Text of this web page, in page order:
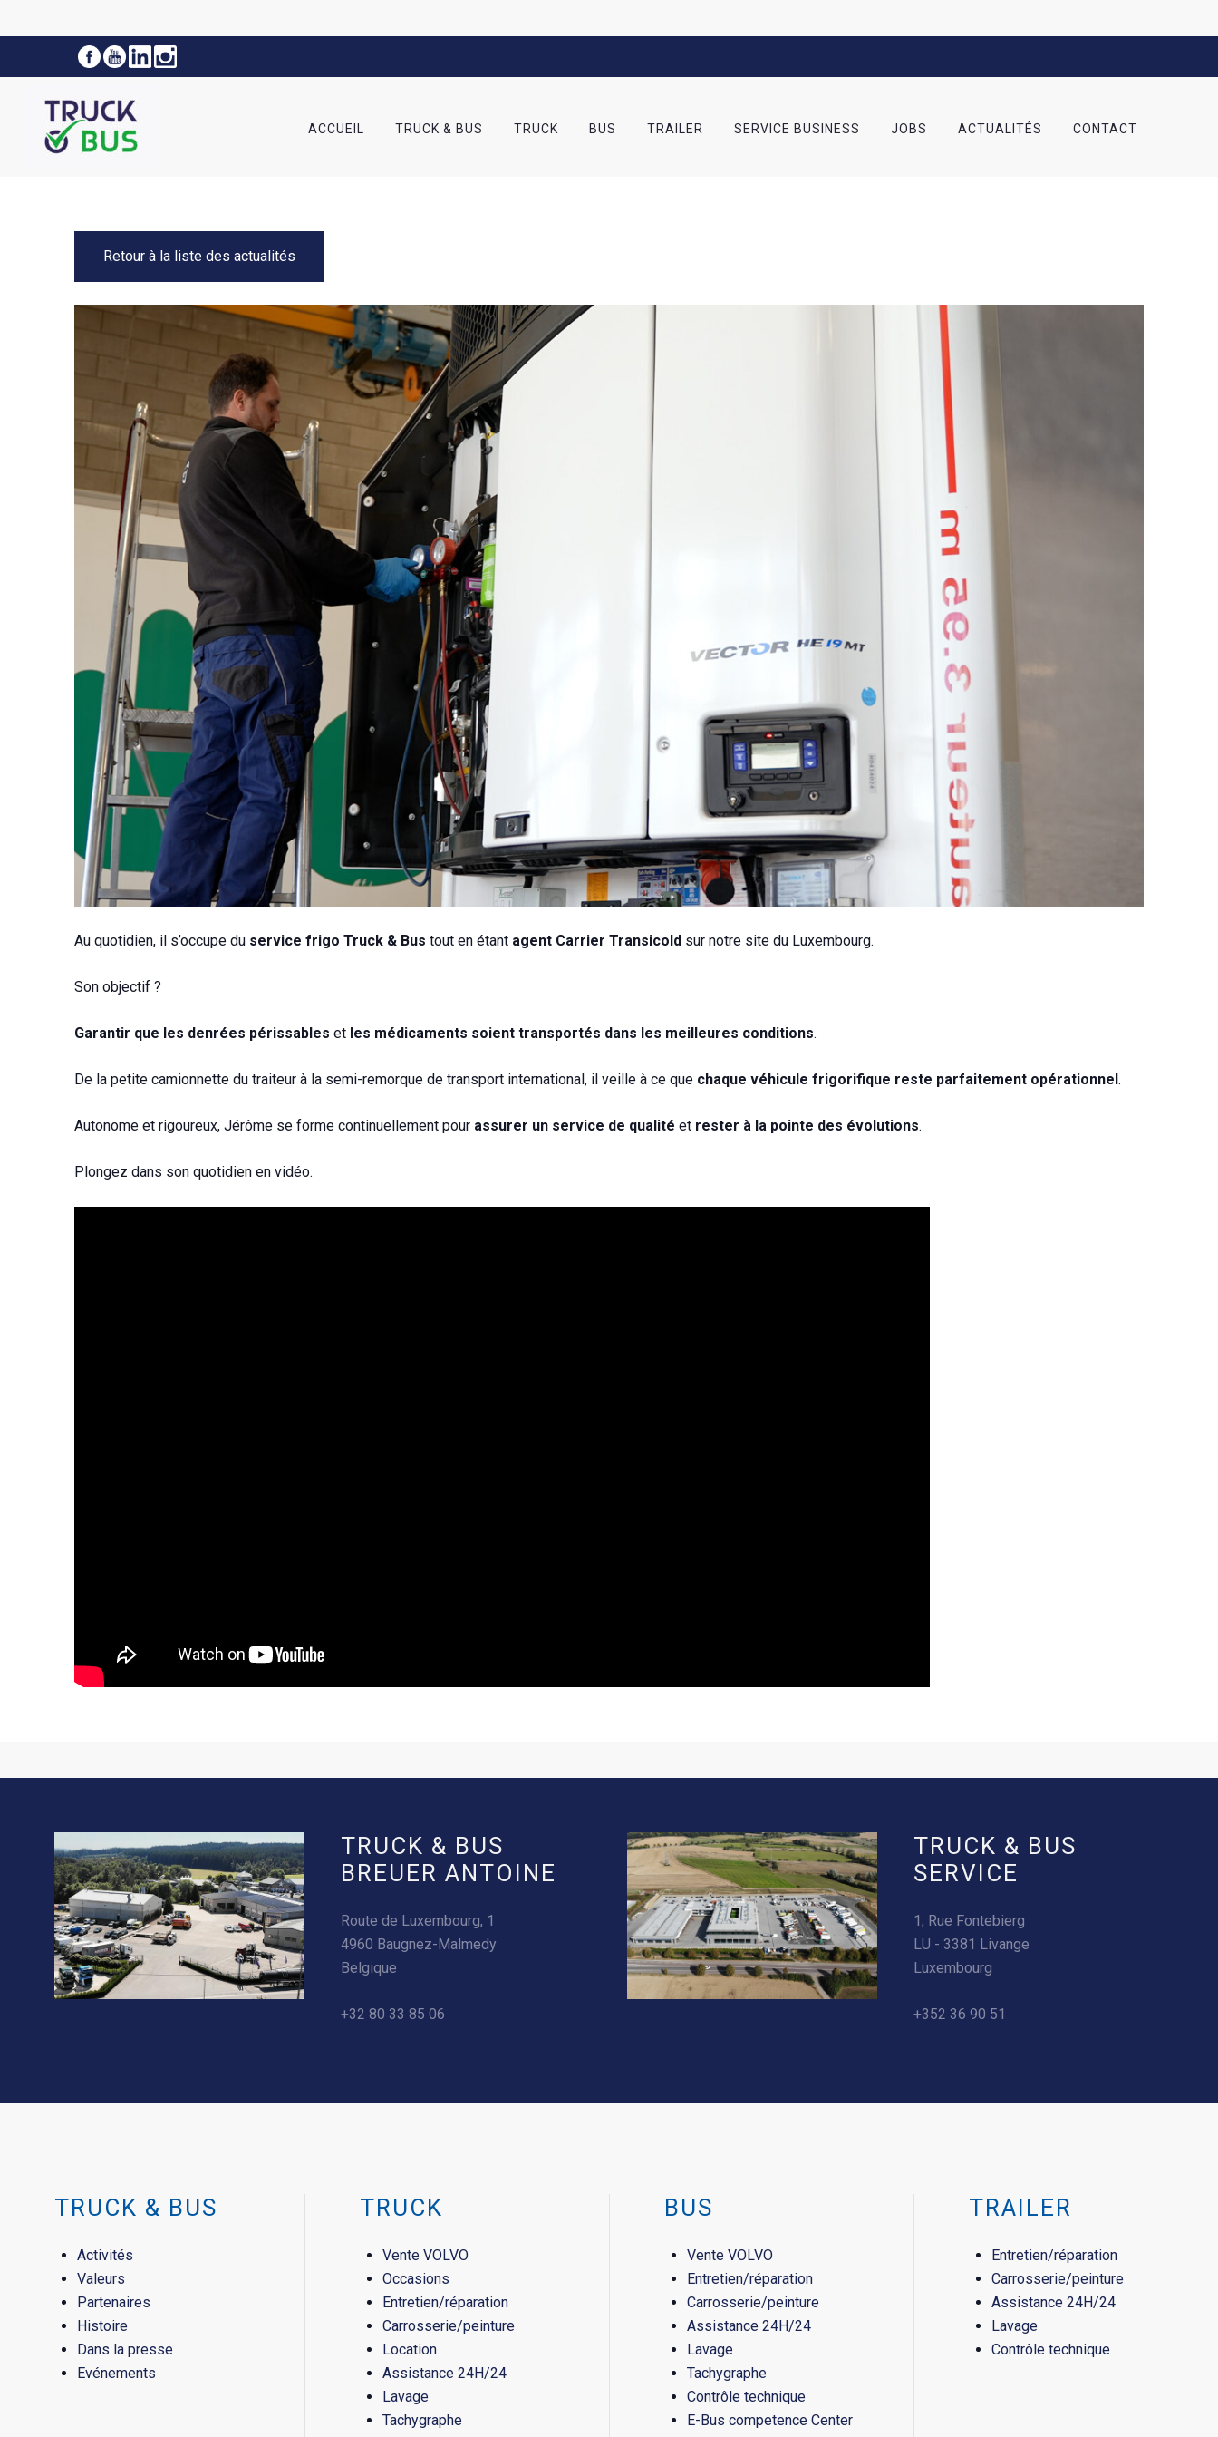
ACCUEIL TRUCK & BUS TRUCK BUS TRAILER SERVICE BUSINESS JOBS ACTUALITÉS CONTACT
Retour à la liste des actualités
Au quotidien, il s’occupe du service frigo Truck & Bus tout en étant agent Carrier Transicold sur notre site du Luxembourg.
Son objectif ?
Garantir que les denrées périssables et les médicaments soient transportés dans les meilleures conditions.
De la petite camionnette du traiteur à la semi-remorque de transport international, il veille à ce que chaque véhicule frigorifique reste parfaitement opérationnel.
Autonome et rigoureux, Jérôme se forme continuellement pour assurer un service de qualité et rester à la pointe des évolutions.
Plongez dans son quotidien en vidéo.
TRUCK & BUS
BREUER ANTOINE
Route de Luxembourg, 1
4960 Baugnez-Malmedy
Belgique
+32 80 33 85 06
TRUCK & BUS
SERVICE
1, Rue Fontebierg
LU - 3381 Livange
Luxembourg
+352 36 90 51
TRUCK & BUS
Activités
Valeurs
Partenaires
Histoire
Dans la presse
Evénements
TRUCK
Vente VOLVO
Occasions
Entretien/réparation
Carrosserie/peinture
Location
Assistance 24H/24
Lavage
Tachygraphe
BUS
Vente VOLVO
Entretien/réparation
Carrosserie/peinture
Assistance 24H/24
Lavage
Tachygraphe
Contrôle technique
E-Bus competence Center
TRAILER
Entretien/réparation
Carrosserie/peinture
Assistance 24H/24
Lavage
Contrôle technique